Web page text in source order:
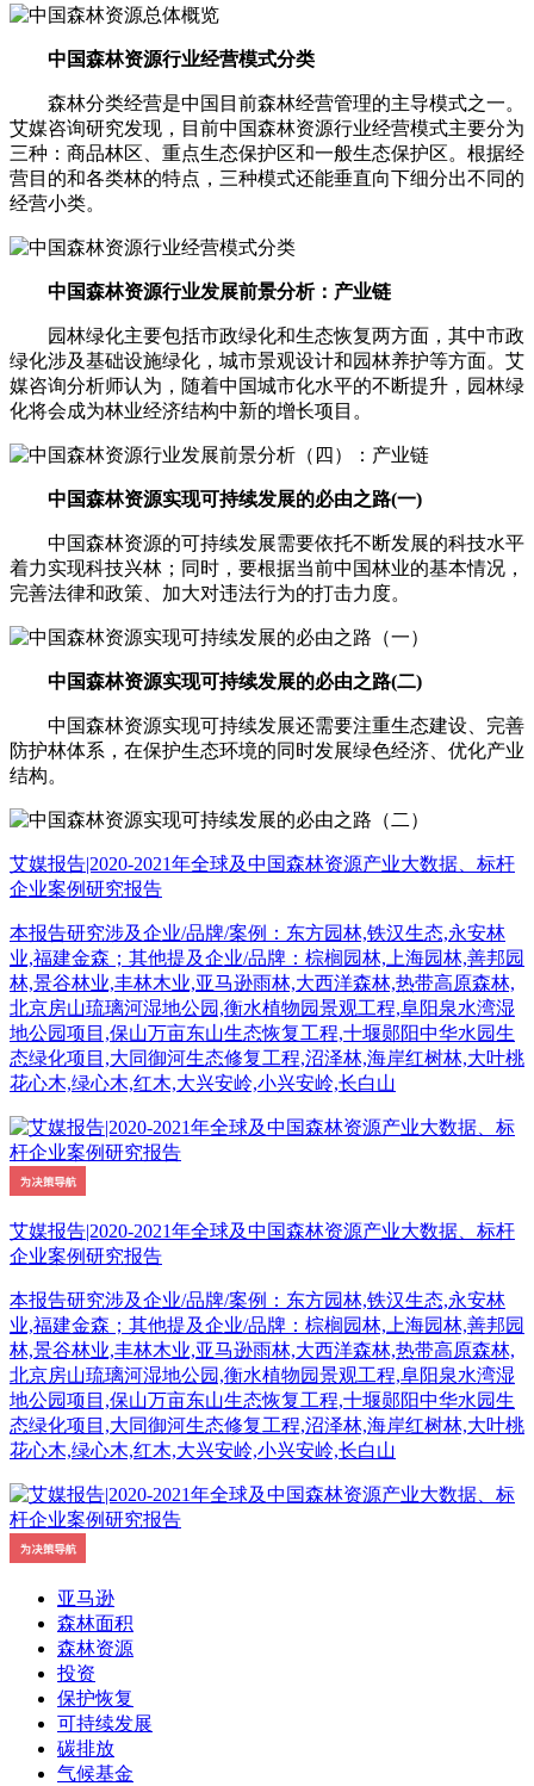
中国森林资源行业经营模式分类
森林分类经营是中国目前森林经营管理的主导模式之一。
艾媒咨询研究发现，目前中国森林资源行业经营模式主要分为
三种：商品林区、重点生态保护区和一般生态保护区。根据经
营目的和各类林的特点，三种模式还能垂直向下细分出不同的
经营小类。
中国森林资源行业发展前景分析：产业链
园林绿化主要包括市政绿化和生态恢复两方面，其中市政
绿化涉及基础设施绿化，城市景观设计和园林养护等方面。艾
媒咨询分析师认为，随着中国城市化水平的不断提升，园林绿
化将会成为林业经济结构中新的增长项目。
中国森林资源实现可持续发展的必由之路(一)
中国森林资源的可持续发展需要依托不断发展的科技水平
着力实现科技兴林；同时，要根据当前中国林业的基本情况，
完善法律和政策、加大对违法行为的打击力度。
中国森林资源实现可持续发展的必由之路(二)
中国森林资源实现可持续发展还需要注重生态建设、完善
防护林体系，在保护生态环境的同时发展绿色经济、优化产业
结构。
艾媒报告|2020-2021年全球及中国森林资源产业大数据、标杆
企业案例研究报告
本报告研究涉及企业/品牌/案例：东方园林,铁汉生态,永安林
业,福建金森；其他提及企业/品牌：棕榈园林,上海园林,善邦园
林,景谷林业,丰林木业,亚马逊雨林,大西洋森林,热带高原森林,
北京房山琉璃河湿地公园,衡水植物园景观工程,阜阳泉水湾湿
地公园项目,保山万亩东山生态恢复工程,十堰郧阳中华水园生
态绿化项目,大同御河生态修复工程,沼泽林,海岸红树林,大叶桃
花心木,绿心木,红木,大兴安岭,小兴安岭,长白山
艾媒报告|2020-2021年全球及中国森林资源产业大数据、标杆
企业案例研究报告
本报告研究涉及企业/品牌/案例：东方园林,铁汉生态,永安林
业,福建金森；其他提及企业/品牌：棕榈园林,上海园林,善邦园
林,景谷林业,丰林木业,亚马逊雨林,大西洋森林,热带高原森林,
北京房山琉璃河湿地公园,衡水植物园景观工程,阜阳泉水湾湿
地公园项目,保山万亩东山生态恢复工程,十堰郧阳中华水园生
态绿化项目,大同御河生态修复工程,沼泽林,海岸红树林,大叶桃
花心木,绿心木,红木,大兴安岭,小兴安岭,长白山
亚马逊
森林面积
森林资源
投资
保护恢复
可持续发展
碳排放
气候基金